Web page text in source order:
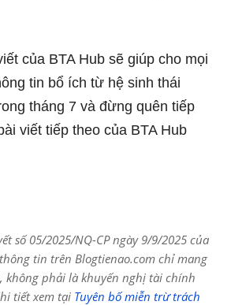
của BTA Hub sẽ giúp cho mọi
tin bổ ích từ hệ sinh thái
tháng 7 và đừng quên tiếp
viết tiếp theo của BTA Hub
số 05/2025/NQ-CP ngày 9/9/2025 của
tin trên Blogtienao.com chỉ mang
không phải là khuyến nghị tài chính
tiết xem tại Tuyên bố miễn trừ trách